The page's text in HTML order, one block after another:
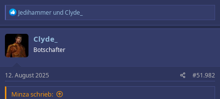
R
e
a
k
t
o
e
n
:
Jedihammer undClyde_
Clyde_
Botschafter
12. August 2025 #51.982
Minza schrieb: